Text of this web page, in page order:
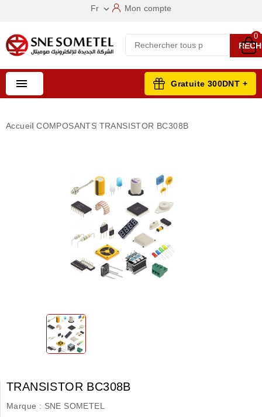
Fr  Mon compte
0
 Gratuite 300DNT +
Accueil COMPOSANTS TRANSISTOR BC308B
TRANSISTOR BC308B
Marque : SNE SOMETEL